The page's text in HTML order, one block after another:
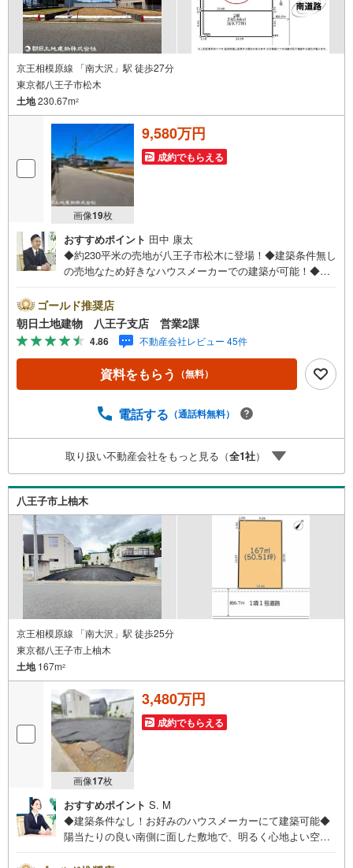
京王相模原線 「南大沢」駅 徒歩27分
東京都八王子市松木
土地230.67m2
画像19枚
9,580万円
成約でもらえる
おすすめポイント 田中 康太
◆約230平米の売地が八王子市松木に登場！◆建築条件無し
の売地なため好きなハウスメーカーでの建築が可能！◆南
無駄なく利用可能♪※バザール会場には、ベビーベッドや
キッズスペースをご用意しております。 小さなお子様連
れでも、安心してご来場ください！資料請求、住宅ローン
のご相談などお気軽にお問合せください！スタッフ25名で
お客様がご覧になったことのない情報を多数ご用意してお
ります。インターネット、チラシなどに掲載できない物件
担当営業へご希望をお伝えください！■ご案内方法ご自宅へ
ど、ご相談ください。ご希望があれば周辺環境、お客様の
希望に合わせた物件などもご案内をいたします。お住まい
探しは朝日土地建物（株）八王子店 営業1課にお任せくだ
さい！
ゴールド推奨店
朝日土地建物 八王子支店 営業2課
4.86 不動産会社レビュー 45件
資料をもらう （無料）
電話する （通話料無料）
取り扱い不動産会社をもっと見る（全1社）
八王子市上柚木
京王相模原線 「南大沢」駅 徒歩25分
東京都八王子市上柚木
土地167m2
画像17枚
3,480万円
成約でもらえる
おすすめポイント S. M
◆建築条件なし！お好みのハウスメーカーにて建築可能◆
陽当たりの良い南側に面した敷地で、明るく心地よい空間